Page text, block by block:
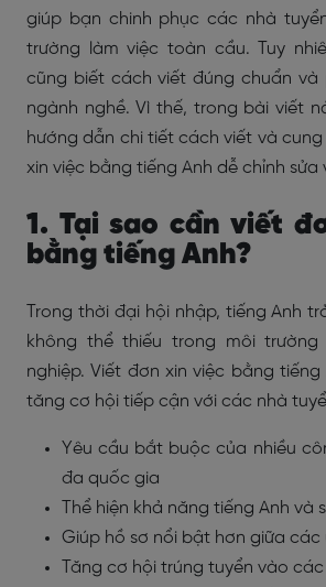
giúp bạn chinh phục các nhà
trường làm việc toàn cầu. Tuy
cũng biết cách viết đúng chuẩn và
ngành nghề. Vì thế, trong bài viết
hướng dẫn chi tiết cách viết và
xin việc bằng tiếng Anh dễ chỉnh sửa
1. Tại sao cần viết
bằng tiếng Anh?
Trong thời đại hội nhập, tiếng Anh
không thể thiếu trong môi trường
nghiệp. Viết đơn xin việc bằng
tăng cơ hội tiếp cận với các nhà
Yêu cầu bắt buộc của nhiều
đa quốc gia
Thể hiện khả năng tiếng Anh và
Giúp hồ sơ nổi bật hơn giữa các
Tăng cơ hội trúng tuyển vào